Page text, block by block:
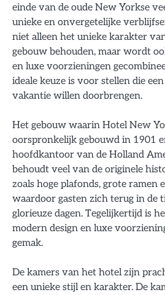
einde van de oude New Yorkse
unieke en onvergetelijke
niet alleen het unieke karakter
gebouw behouden, maar wordt
en luxe voorzieningen
ideale keuze is voor stellen die
vakantie willen doorbrengen.
Het gebouw waarin Hotel New
oorspronkelijk gebouwd in 1901
hoofdkantoor van de Holland
behoudt veel van de originele
zoals hoge plafonds, grote ramen
waardoor gasten zich terug in de
glorieuze dagen. Tegelijkertijd is
modern design en luxe
gemak.
De kamers van het hotel zijn
een unieke stijl en karakter. De